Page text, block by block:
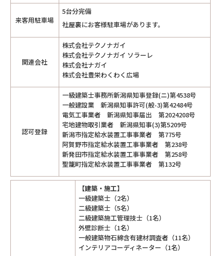
来客用駐車場
5台分完備
社屋裏にお客様駐車場があります。
関連会社
株式会社テクノナガイ
株式会社テクノナガイ ソラーレ
株式会社ナガイ
株式会社豊栄わくわく広場
認可登録
一級建築士事務所新潟県知事登録(ニ)第4538号
一般建設業 新潟県知事許可(般-3)第42484号
電気工事業者 新潟県知事届出 第2024208号
宅地建物取引業者 新潟県知事(3)第5209号
新潟市指定給水装置工事事業者 第775号
阿賀野市指定給水装置工事事業者 第238号
新発田市指定給水装置工事事業者 第258号
聖籠町指定給水装置工事事業者 第132号
【建築・施工】
一級建築士（2名）
二級建築士（5名）
二級建築施工管理技士（1名）
外壁診断士（1名）
一般建築物石綿含有建材調査者（11名）
インテリアコーディネーター（1名）